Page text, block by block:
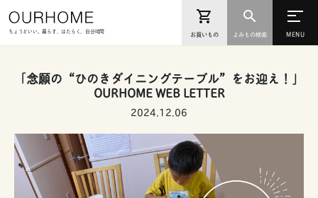
ちょうどいい。暮らす、はたらく、自分時間
「念願の“ひのきダイニングテーブル”をお迎え！」
OURHOME WEB LETTER
2024.12.06
お買いもの よみもの検索